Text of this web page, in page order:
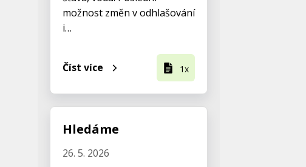
možnost změn v odhlašování
i…
Číst více 1x
Hledáme
26. 5. 2026